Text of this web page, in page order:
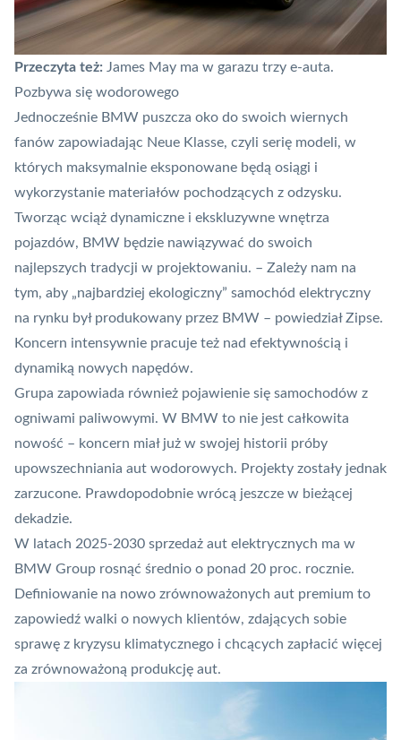
Przeczyta też: James May ma w garazu trzy e-auta.
Pozbywa się wodorowego
Jednocześnie BMW puszcza oko do swoich wiernych
fanów zapowiadając Neue Klasse, czyli serię modeli, w
których maksymalnie eksponowane będą osiągi i
wykorzystanie materiałów pochodzących z odzysku.
Tworząc wciąż dynamiczne i ekskluzywne wnętrza
pojazdów, BMW będzie nawiązywać do swoich
najlepszych tradycji w projektowaniu. – Zależy nam na
tym, aby „najbardziej ekologiczny” samochód elektryczny
na rynku był produkowany przez BMW – powiedział Zipse.
Koncern intensywnie pracuje też nad efektywnością i
dynamiką nowych napędów.
Grupa zapowiada również pojawienie się samochodów z
ogniwami paliwowymi. W BMW to nie jest całkowita
nowość – koncern miał już w swojej historii próby
upowszechniania aut wodorowych. Projekty zostały jednak
zarzucone. Prawdopodobnie wrócą jeszcze w bieżącej
dekadzie.
W latach 2025-2030 sprzedaż aut elektrycznych ma w
BMW Group rosnąć średnio o ponad 20 proc. rocznie.
Definiowanie na nowo zrównoważonych aut premium to
zapowiedź walki o nowych klientów, zdających sobie
sprawę z kryzysu klimatycznego i chcących zapłacić więcej
za zrównoważoną produkcję aut.